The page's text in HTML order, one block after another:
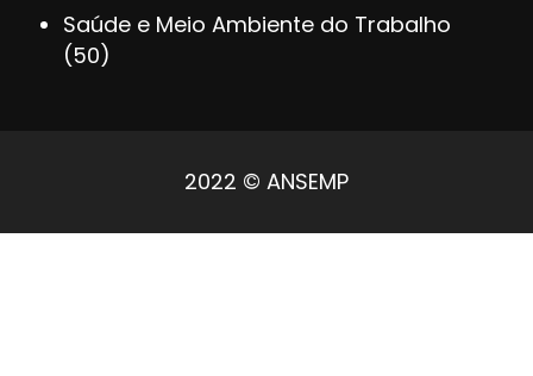
Saúde e Meio Ambiente do Trabalho
(50)
2022 © ANSEMP